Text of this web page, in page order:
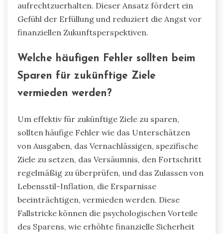
aufrechtzuerhalten. Dieser Ansatz fördert ein
Gefühl der Erfüllung und reduziert die Angst vor
finanziellen Zukunftsperspektiven.
Welche häufigen Fehler sollten beim
Sparen für zukünftige Ziele
vermieden werden?
Um effektiv für zukünftige Ziele zu sparen,
sollten häufige Fehler wie das Unterschätzen
von Ausgaben, das Vernachlässigen, spezifische
Ziele zu setzen, das Versäumnis, den Fortschritt
regelmäßig zu überprüfen, und das Zulassen von
Lebensstil-Inflation, die Ersparnisse
beeinträchtigen, vermieden werden. Diese
Fallstricke können die psychologischen Vorteile
des Sparens, wie erhöhte finanzielle Sicherheit